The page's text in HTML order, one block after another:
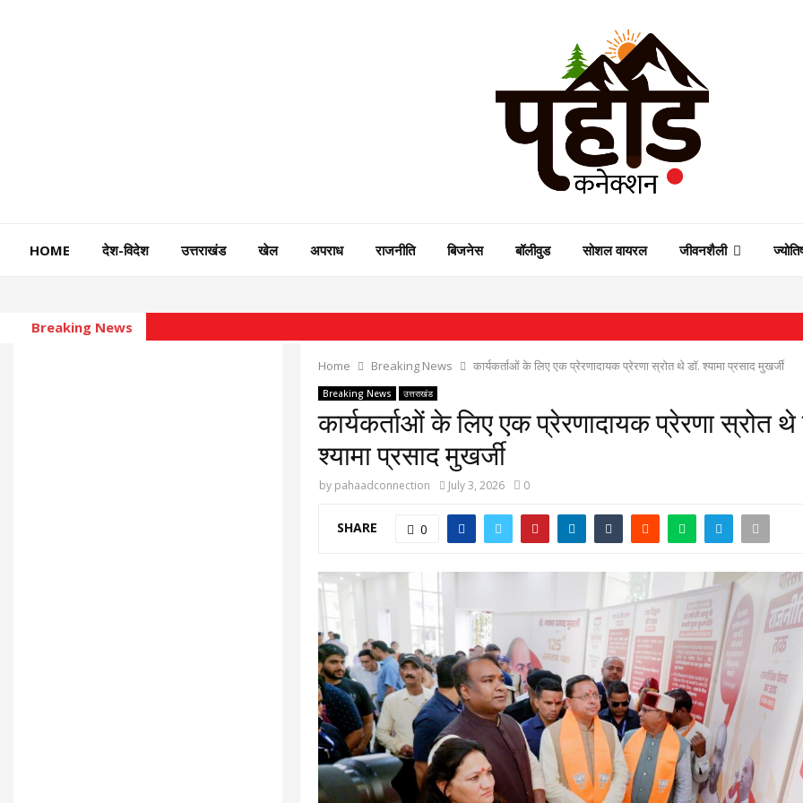
HOME देश-विदेश उत्तराखंड खेल अपराध राजनीति बिजनेस बॉलीवुड सोशल वायरल जीवनशैली
Breaking News
Home Breaking News कार्यकर्ताओं के लिए एक प्रेरणादायक प्रेरणा स्रोत थे डॉ. श्यामा प्रसाद मुखर्जी
Breaking News उत्तराखंड
कार्यकर्ताओं के लिए एक प्रेरणादायक प्रेरणा स्रोत थे
श्यामा प्रसाद मुखर्जी
by pahaadconnection July 3, 2026 0
SHARE 0